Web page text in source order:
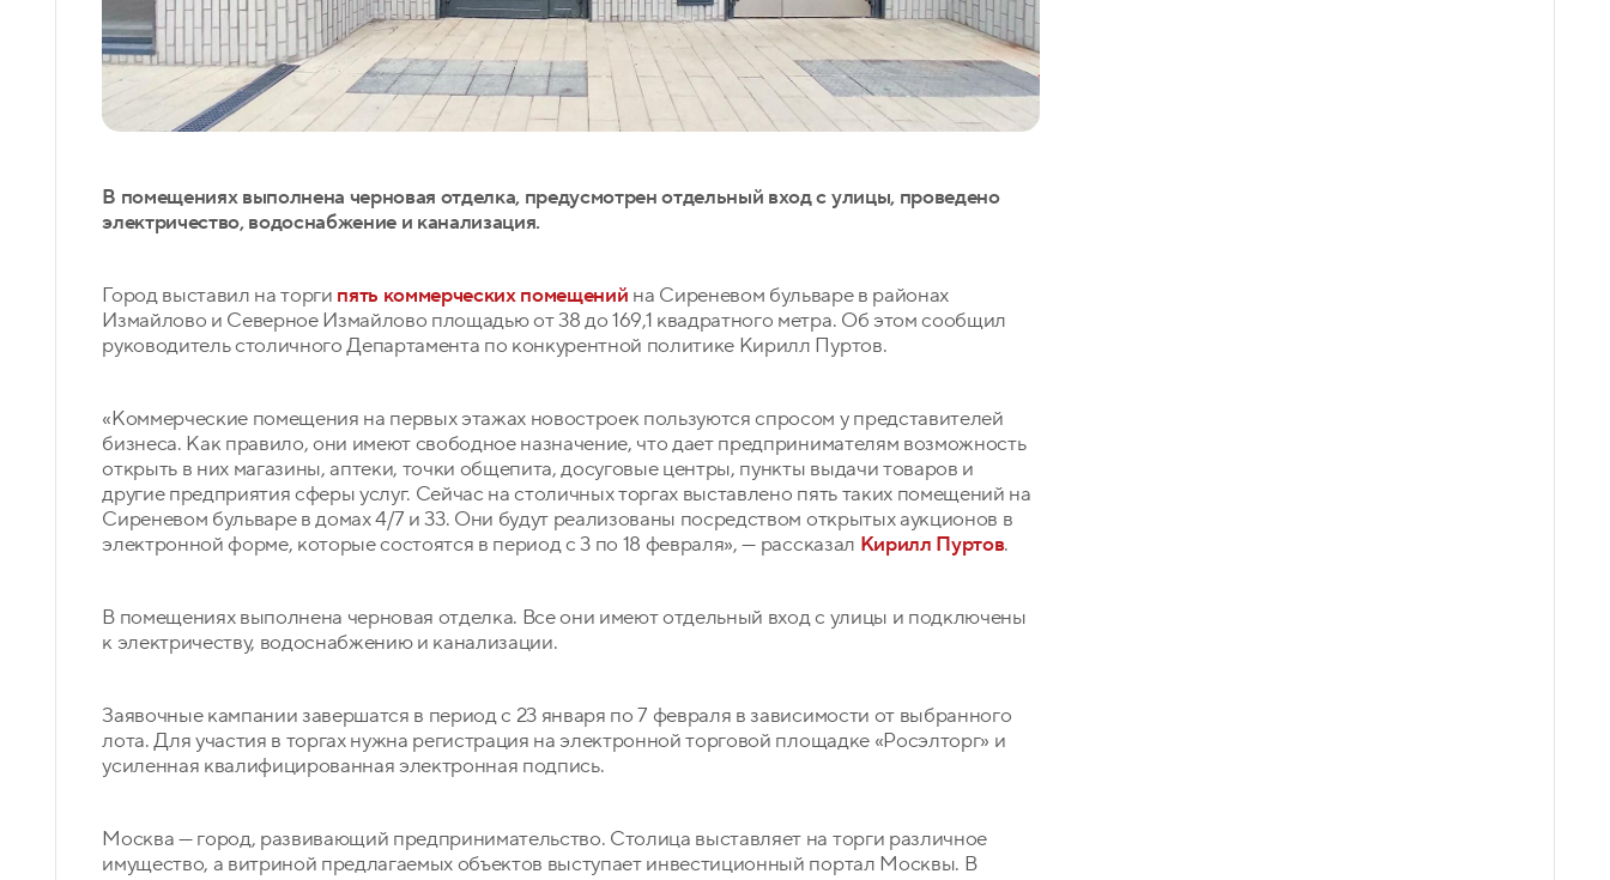
В помещениях выполнена черновая отделка, предусмотрен отдельный вход с улицы, проведено
электричество, водоснабжение и канализация.
Город выставил на торги пять коммерческих помещений на Сиреневом бульваре в районах
Измайлово и Северное Измайлово площадью от 38 до 169,1 квадратного метра. Об этом сообщил
руководитель столичного Департамента по конкурентной политике Кирилл Пуртов.
«Коммерческие помещения на первых этажах новостроек пользуются спросом у представителей
бизнеса. Как правило, они имеют свободное назначение, что дает предпринимателям возможность
открыть в них магазины, аптеки, точки общепита, досуговые центры, пункты выдачи товаров и
другие предприятия сферы услуг. Сейчас на столичных торгах выставлено пять таких помещений на
Сиреневом бульваре в домах 4/7 и 33. Они будут реализованы посредством открытых аукционов в
электронной форме, которые состоятся в период с 3 по 18 февраля», — рассказал Кирилл Пуртов.
В помещениях выполнена черновая отделка. Все они имеют отдельный вход с улицы и подключены
к электричеству, водоснабжению и канализации.
Заявочные кампании завершатся в период с 23 января по 7 февраля в зависимости от выбранного
лота. Для участия в торгах нужна регистрация на электронной торговой площадке «Росэлторг» и
усиленная квалифицированная электронная подпись.
Москва — город, развивающий предпринимательство. Столица выставляет на торги различное
имущество, а витриной предлагаемых объектов выступает инвестиционный портал Москвы. В